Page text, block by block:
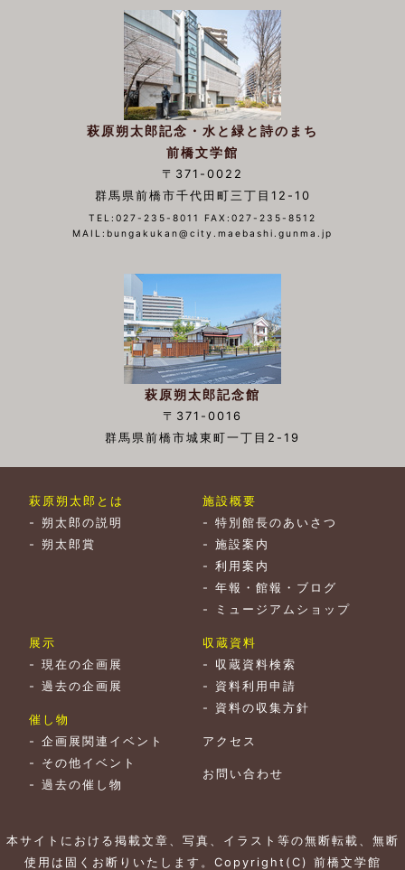
萩原朔太郎記念・水と緑と詩のまち
前橋文学館
〒371-0022
群馬県前橋市千代田町三丁目12-10
TEL:027-235-8011 FAX:027-235-8512
MAIL:bungakukan@city.maebashi.gunma.jp
萩原朔太郎記念館
〒371-0016
群馬県前橋市城東町一丁目2-19
萩原朔太郎とは
-朔太郎の説明
-朔太郎賞
施設概要
- 特別館長のあいさつ
- 施設案内
- 利用案内
- 年報・館報・ブログ
-
ミュージアムショップ
展示
-現在の企画展
-過去の企画展
催し物
-企画展関連イベント
- その他イベント
-過去の催し物
収蔵資料
- 収蔵資料検索
- 資料利用申請
- 資料の収集方針
アクセス
お問い合わせ
本サイトにおける掲載文章、写真、イラスト等の無断転載、無断
使用は固くお断りいたします。Copyright(C) 前橋文学館